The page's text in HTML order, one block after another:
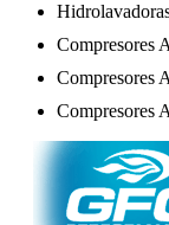
Compresores
Compresores
Compresores